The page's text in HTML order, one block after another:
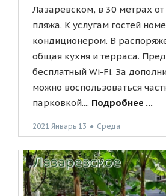
Лазаревском, в 30 метрах
пляжа. К услугам гостей
кондиционером. В
общая кухня и терраса.
бесплатный Wi-Fi. За
можно воспользоваться
парковкой.... Подробнее ...
2021 Январь 13 ● Среда